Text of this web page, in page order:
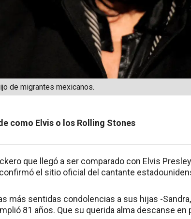
de migrantes mexicanos.
como Elvis o los Rolling Stones
que llegó a ser comparado con Elvis
el sitio oficial del cantante
más sentidas condolencias a sus hijas -
81 años. Que su querida alma descanse en